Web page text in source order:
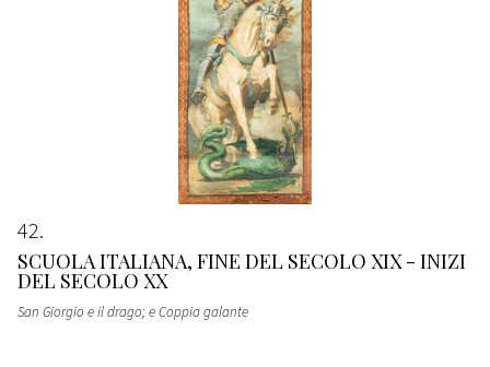
42
SCUOLA ITALIANA, FINE DEL SECOLO XIX - INIZI
DEL SECOLO XX
San Giorgio e il drago; e Coppia galante